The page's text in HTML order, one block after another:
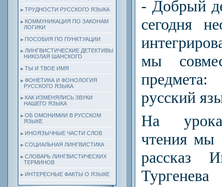
ТРУДНОСТИ РУССКОГО ЯЗЫКА
КОММУНИКАЦИЯ ПО ЗАКОНАМ
ЛОГИКИ
ПОСОБИЯ ПО ПУНКТУАЦИИ
ЛИНГВИСТИЧЕСКИЕ ДЕТЕКТИВЫ
НИКОЛАЯ ШАНСКОГО
ТЫ И ТВОЕ ИМЯ
ФОНЕТИКА И ФОНОЛОГИЯ
РУССКОГО ЯЗЫКА
КАК ИЗМЕНЯЛИСЬ ЗВУКИ
НАШЕГО ЯЗЫКА
ОБ ОМОНИМИИ В РУССКОМ
ЯЗЫКЕ
ИНОЯЗЫЧНЫЕ ЧАСТИ СЛОВ
СОЦИАЛЬНАЯ ЛИНГВИСТИКА
СЛОВАРЬ ЛИНГВИСТИЧЕСКИХ
ТЕРМИНОВ
ИНТЕРЕСНЫЕ ФАКТЫ О ЯЗЫКЕ
- Добрый
сегодня
мы
русский
На
чтения мы
рассказ